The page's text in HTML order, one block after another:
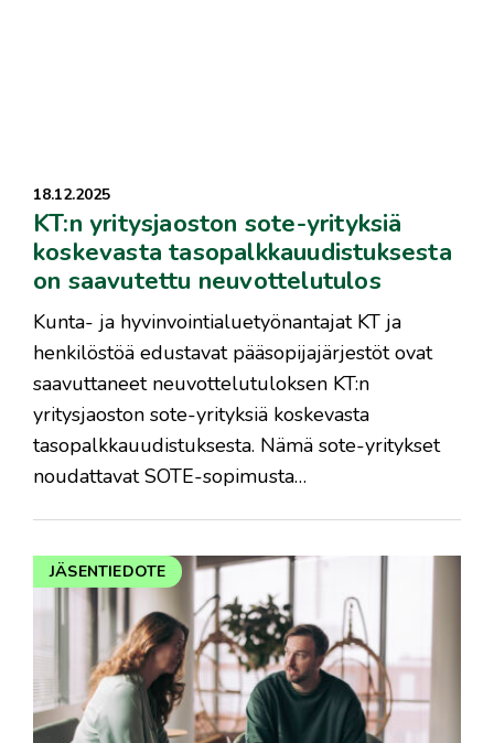
18.12.2025
KT:n yritysjaoston sote-yrityksiä
koskevasta tasopalkkauudistuksesta
on saavutettu neuvottelutulos
Kunta- ja hyvinvointialuetyönantajat KT ja
henkilöstöä edustavat pääsopijajärjestöt ovat
saavuttaneet neuvottelutuloksen KT:n
yritysjaoston sote-yrityksiä koskevasta
tasopalkkauudistuksesta. Nämä sote-yritykset
noudattavat SOTE-sopimusta…
JÄSENTIEDOTE